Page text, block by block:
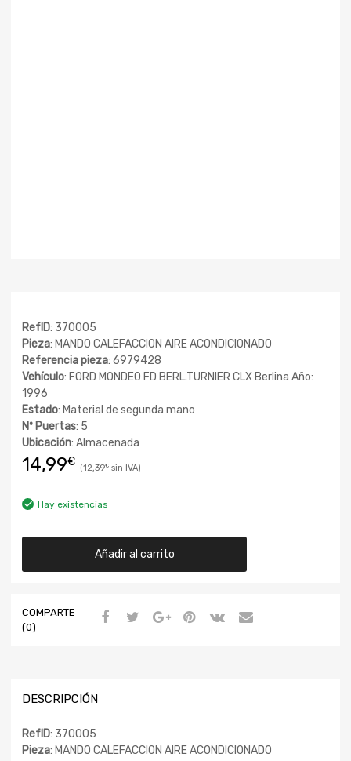
RefID: 370005
Pieza: MANDO CALEFACCION AIRE ACONDICIONADO
Referencia pieza: 6979428
Vehículo: FORD MONDEO FD BERL.TURNIER CLX Berlina Año:
1996
Estado: Material de segunda mano
Nº Puertas: 5
Ubicación: Almacenada
14,99€ 12,39€
Hay existencias
Añadir al carrito
COMPARTE
(0)
DESCRIPCIÓN
RefID: 370005
Pieza: MANDO CALEFACCION AIRE ACONDICIONADO